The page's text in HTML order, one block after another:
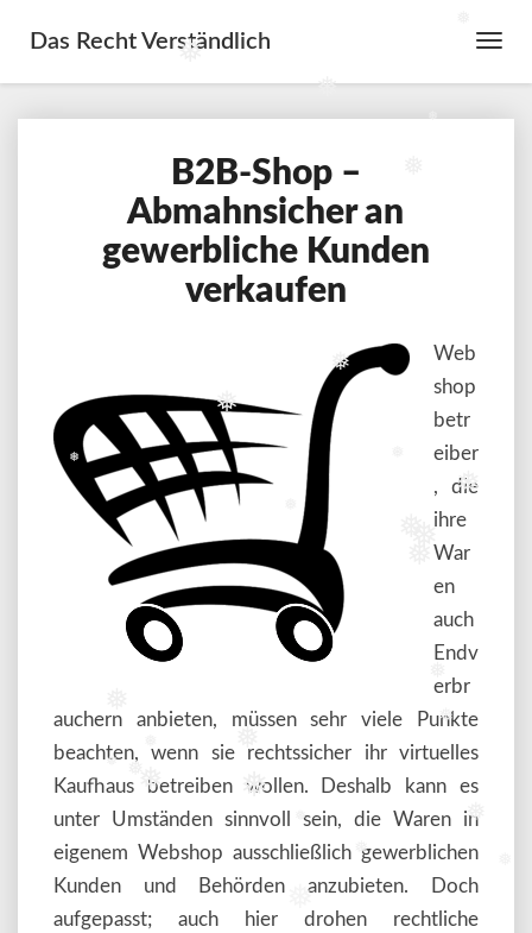
❅
❅
❅
❅
❅
❅
❅
❅
❅
❅
❅
❅
❅
❅
❅
❅
❅
Toggle
Das Recht Verständlich
B2B-
Shop
–
Abmahnsicher
gewerbliche
B2B-Shop –
Abmahnsicher an
gewerbliche Kunden
verkaufen
Web
shop
betr
eiber
, die
ihre
War
en
auch
Endv
erbr
auchern anbieten, müssen sehr viele Punkte
beachten, wenn sie rechtssicher ihr virtuelles
Kaufhaus betreiben wollen. Deshalb kann es
unter Umständen sinnvoll sein, die Waren in
eigenem Webshop ausschließlich gewerblichen
Kunden und Behörden anzubieten. Doch
aufgepasst; auch hier drohen rechtliche